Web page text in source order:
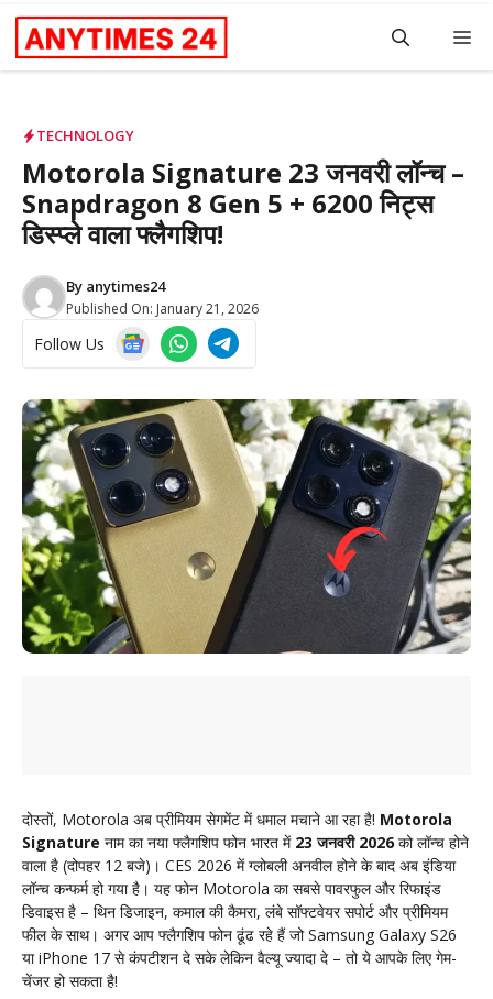
Skip
content
TECHNOLOGY
Motorola Signature 23 जनवरी लॉन्च –
Snapdragon 8 Gen 5 + 6200 निट्स
डिस्प्ले वाला फ्लैगशिप!
By anytimes24
Published On: January 21, 2026
Follow Us
दोस्तों, Motorola अब प्रीमियम सेगमेंट में धमाल मचाने आ रहा है! Motorola
Signature नाम का नया फ्लैगशिप फोन भारत में 23 जनवरी 2026 को लॉन्च होने
वाला है (दोपहर 12 बजे)। CES 2026 में ग्लोबली अनवील होने के बाद अब इंडिया
लॉन्च कन्फर्म हो गया है। यह फोन Motorola का सबसे पावरफुल और रिफाइंड
डिवाइस है – थिन डिजाइन, कमाल की कैमरा, लंबे सॉफ्टवेयर सपोर्ट और प्रीमियम
फील के साथ। अगर आप फ्लैगशिप फोन ढूंढ रहे हैं जो Samsung Galaxy S26
या iPhone 17 से कंपटीशन दे सके लेकिन वैल्यू ज्यादा दे – तो ये आपके लिए गेम-
चेंजर हो सकता है!